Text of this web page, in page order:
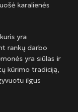
karalienės
yra
rankų darbo
yra siūlas ir
kūrimo tradiciją,
ilgus